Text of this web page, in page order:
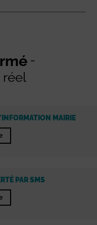
MAIRIE
PAR SMS